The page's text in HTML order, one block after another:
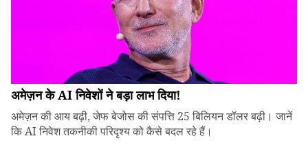
अमेज़न के AI निवेशों ने बड़ा लाभ दिया!
अमेज़न की आय बढ़ी, जेफ बेजोस की संपत्ति 25 बिलियन डॉलर बढ़ी। जानें
कि AI निवेश तकनीकी परिदृश्य को कैसे बदल रहे हैं।